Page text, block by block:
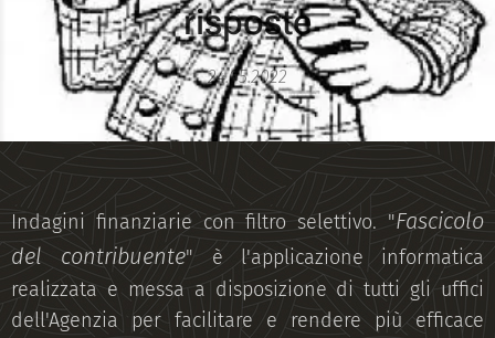
risposte
24.05.2022
Indagini finanziarie con filtro selettivo. "Fascicolo
del contribuente" è l'applicazione informatica
realizzata e messa a disposizione di tutti gli uffici
dell'Agenzia per facilitare e rendere più efficace